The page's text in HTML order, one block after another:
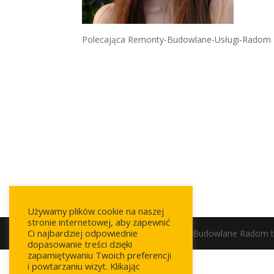
Polecająca Remonty-Budowlane-Usługi-Radom
© 2020 Usługi Remontowo Budowlane Radom
Używamy plików cookie na naszej
stronie internetowej, aby zapewnić
Ci najbardziej odpowiednie
dopasowanie treści dzięki
zapamiętywaniu Twoich preferencji
i powtarzaniu wizyt. Klikając